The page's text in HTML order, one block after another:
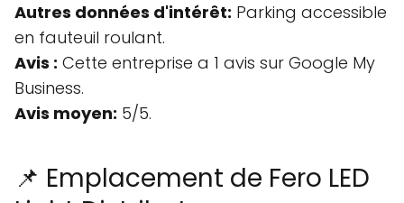
Autres données d'intérêt: Parking accessible
en fauteuil roulant.
Avis : Cette entreprise a 1 avis sur Google My
Business.
Avis moyen: 5/5.
📌 Emplacement de Fero LED